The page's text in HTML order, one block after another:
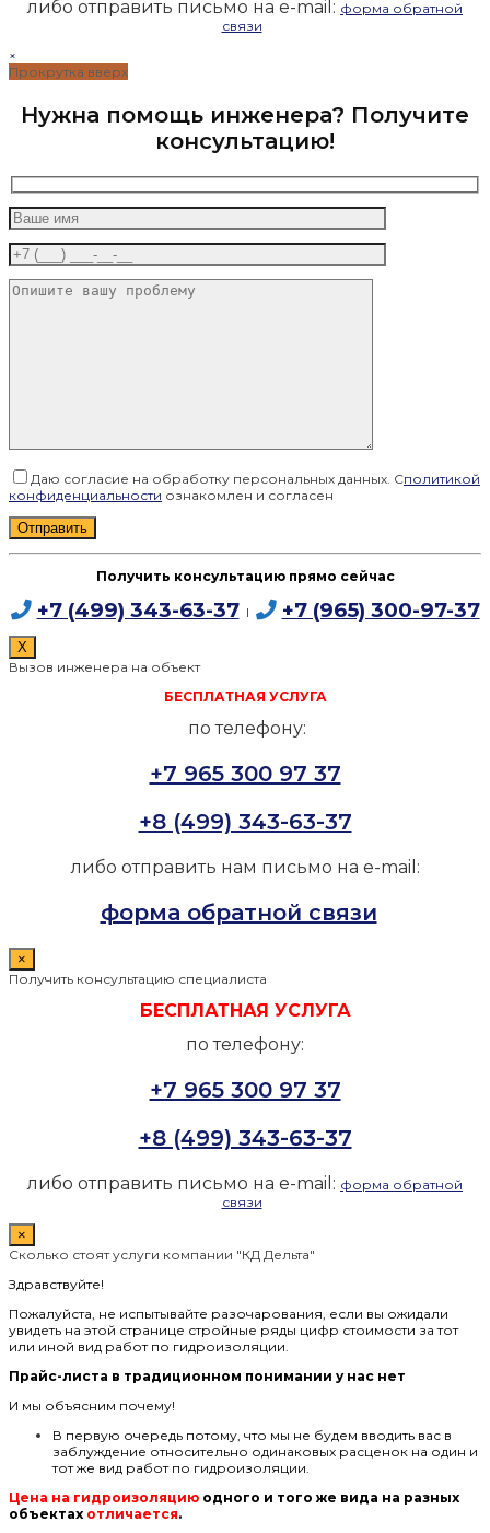
либо отправить письмо на e-mail: форма обратной
связи
×
Прокрутка вверх
Нужна помощь инженера? Получите
консультацию!
Даю согласие на обработку персональных данных. Сполитикой
конфиденциальности ознакомлен и согласен
Получить консультацию прямо сейчас
+7 (499) 343-63-37I +7 (965) 300-97-37
X
Вызов инженера на объект
БЕСПЛАТНАЯ УСЛУГА
по телефону:
+7 965 300 97 37
+8 (499) 343-63-37
либо отправить нам письмо на e-mail:
форма обратной связи
×
Получить консультацию специалиста
БЕСПЛАТНАЯ УСЛУГА
по телефону:
+7 965 300 97 37
+8 (499) 343-63-37
либо отправить письмо на e-mail: форма обратной
связи
×
Сколько стоят услуги компании "КД Дельта"
Здравствуйте!
Пожалуйста, не испытывайте разочарования, если вы ожидали
увидеть на этой странице стройные ряды цифр стоимости за тот
или иной вид работ по гидроизоляции.
Прайс-листа в традиционном понимании у нас нет
И мы объясним почему!
В первую очередь потому, что мы не будем вводить вас в
заблуждение относительно одинаковых расценок на один и
тот же вид работ по гидроизоляции.
Цена на гидроизоляцию одного и того же вида на разных
объектах отличается.